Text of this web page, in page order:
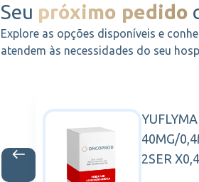
Seu próximo pedido
Explore as opções disponíveis e
atendem às necessidades do seu
YUFLYMA
40MG/
2SER X0,4